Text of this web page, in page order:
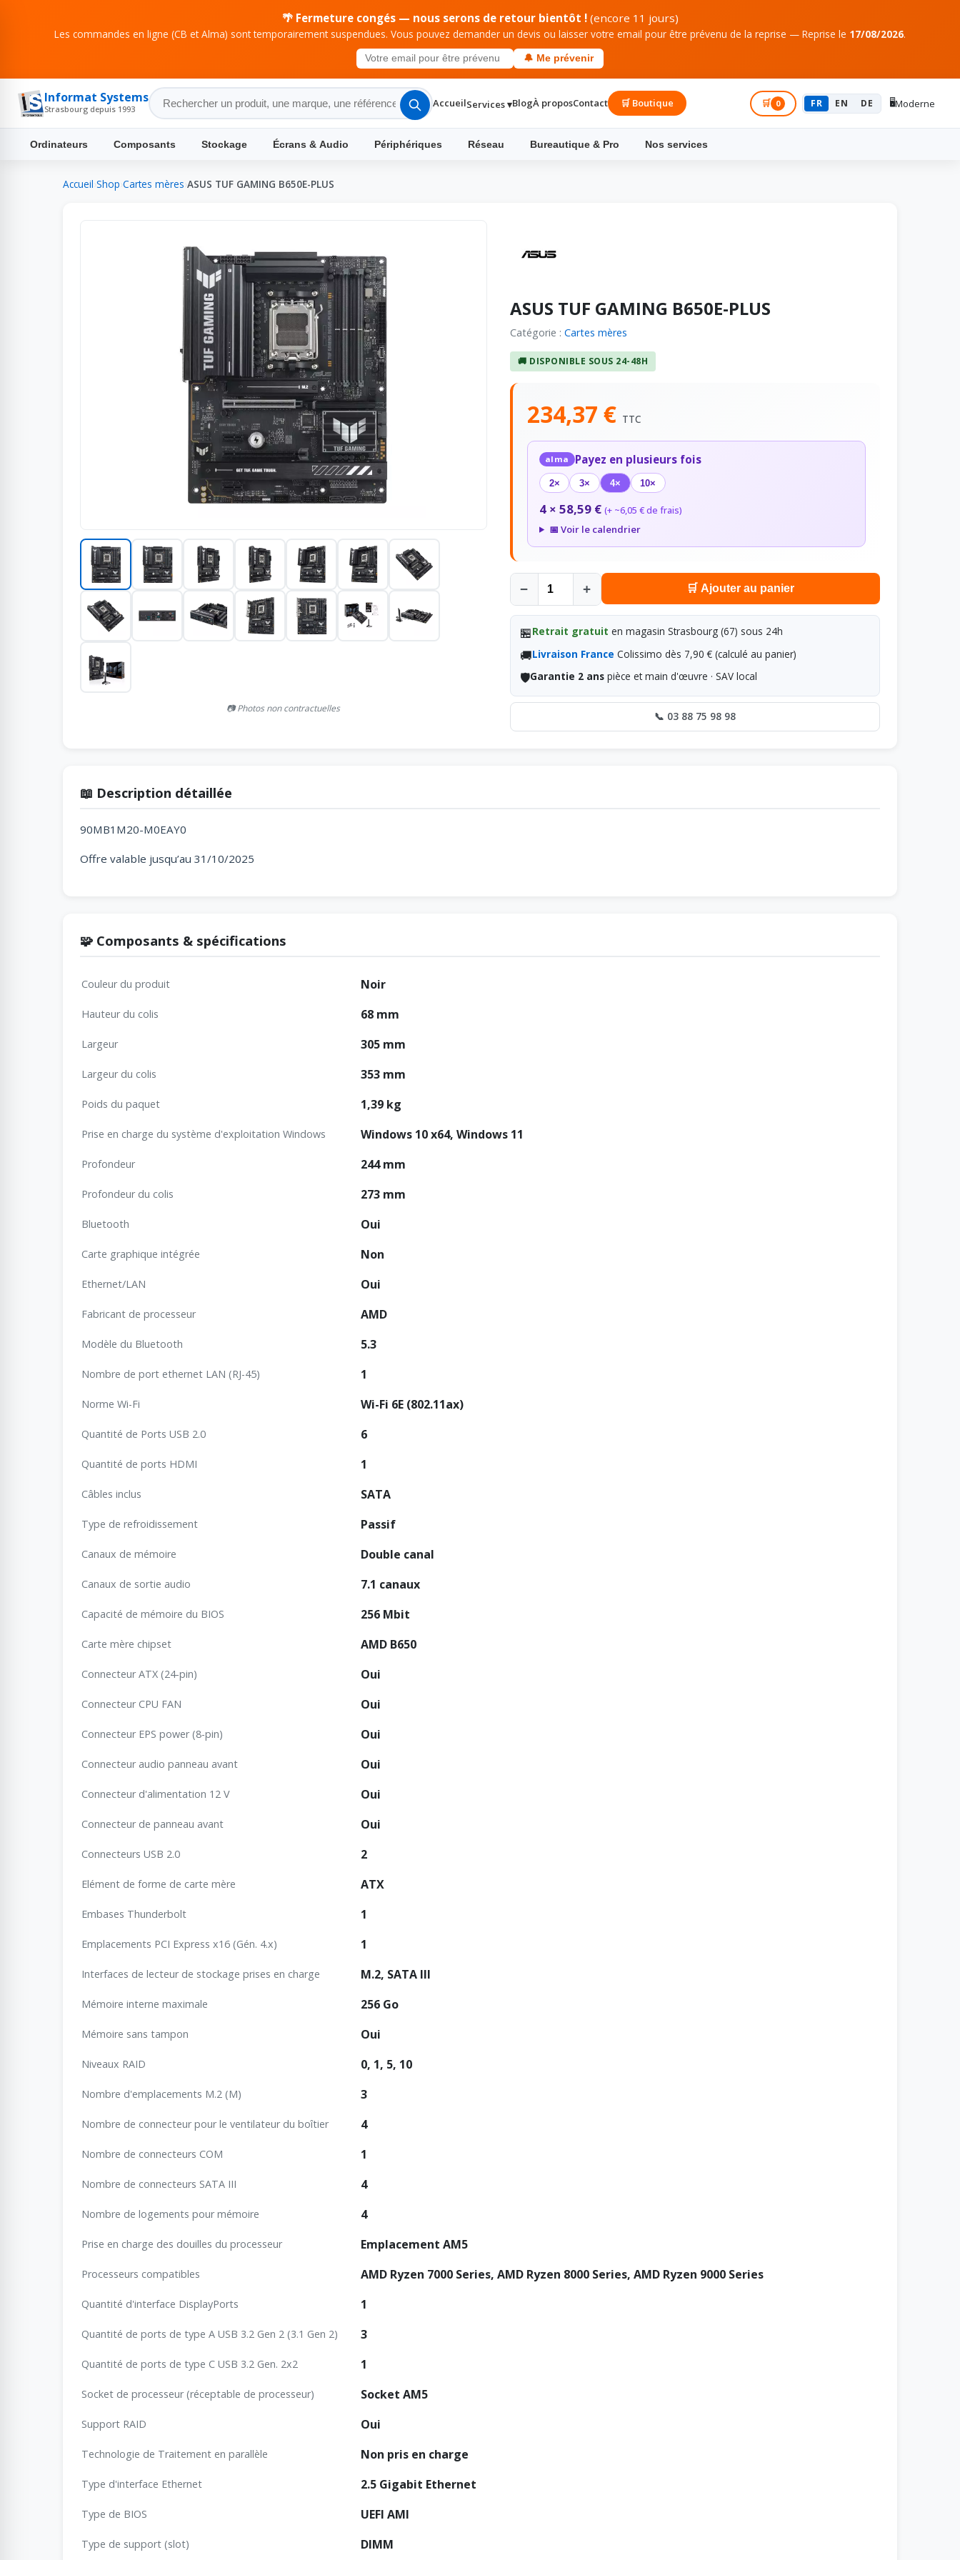
🌴 Fermeture congés — nous serons de retour bientôt !(encore 11 jours)
Les commandes en ligne (CB et Alma) sont temporairement suspendues. Vous pouvez demander un devis ou laisser votre email pour être prévenu de la reprise — Reprise le 17/08/2026.
🔔 Me prévenir
Informat Systems
Strasbourg depuis 1993 AccueilServices ▾BlogÀ proposContact 🛒 Boutique 🛒 0 FR EN DE 🖥️Moderne
Ordinateurs Composants Stockage Écrans & Audio Périphériques Réseau Bureautique & Pro Nos services
Accueil Shop Cartes mères ASUS TUF GAMING B650E-PLUS
📷 Photos non contractuelles
ASUS TUF GAMING B650E-PLUS
Catégorie : Cartes mères
🚚 DISPONIBLE SOUS 24-48H
234,37 € TTC
alma Payez en plusieurs fois
2× 3× 4× 10×
4 × 58,59 € (+ ~6,05 € de frais)
📅 Voir le calendrier
− + 🛒 Ajouter au panier
🏪Retrait gratuit en magasin Strasbourg (67) sous 24h
🚚Livraison France Colissimo dès 7,90 € (calculé au panier)
🛡️Garantie 2 ans pièce et main d'œuvre · SAV local
📞 03 88 75 98 98
📖 Description détaillée
90MB1M20-M0EAY0
Offre valable jusqu’au 31/10/2025
🧩 Composants & spécifications
Couleur du produit Noir
Hauteur du colis 68 mm
Largeur 305 mm
Largeur du colis 353 mm
Poids du paquet 1,39 kg
Prise en charge du système d'exploitation Windows Windows 10 x64, Windows 11
Profondeur 244 mm
Profondeur du colis 273 mm
Bluetooth Oui
Carte graphique intégrée Non
Ethernet/LAN Oui
Fabricant de processeur AMD
Modèle du Bluetooth 5.3
Nombre de port ethernet LAN (RJ-45) 1
Norme Wi-Fi Wi-Fi 6E (802.11ax)
Quantité de Ports USB 2.0 6
Quantité de ports HDMI 1
Câbles inclus SATA
Type de refroidissement Passif
Canaux de mémoire Double canal
Canaux de sortie audio 7.1 canaux
Capacité de mémoire du BIOS 256 Mbit
Carte mère chipset AMD B650
Connecteur ATX (24-pin) Oui
Connecteur CPU FAN Oui
Connecteur EPS power (8-pin) Oui
Connecteur audio panneau avant Oui
Connecteur d'alimentation 12 V Oui
Connecteur de panneau avant Oui
Connecteurs USB 2.0 2
Elément de forme de carte mère ATX
Embases Thunderbolt 1
Emplacements PCI Express x16 (Gén. 4.x) 1
Interfaces de lecteur de stockage prises en charge M.2, SATA III
Mémoire interne maximale 256 Go
Mémoire sans tampon Oui
Niveaux RAID 0, 1, 5, 10
Nombre d'emplacements M.2 (M) 3
Nombre de connecteur pour le ventilateur du boîtier 4
Nombre de connecteurs COM 1
Nombre de connecteurs SATA III 4
Nombre de logements pour mémoire 4
Prise en charge des douilles du processeur Emplacement AM5
Processeurs compatibles AMD Ryzen 7000 Series, AMD Ryzen 8000 Series, AMD Ryzen 9000 Series
Quantité d'interface DisplayPorts 1
Quantité de ports de type A USB 3.2 Gen 2 (3.1 Gen 2) 3
Quantité de ports de type C USB 3.2 Gen. 2x2 1
Socket de processeur (réceptable de processeur) Socket AM5
Support RAID Oui
Technologie de Traitement en parallèle Non pris en charge
Type d'interface Ethernet 2.5 Gigabit Ethernet
Type de BIOS UEFI AMI
Type de support (slot) DIMM